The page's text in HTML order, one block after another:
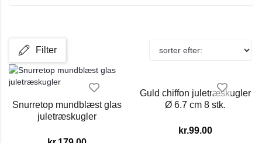
Filter
Snurretop mundblæst glas
juletræskugler
Guld chiffon juletræskugler
Ø 6.7 cm 8 stk.
kr.99.00